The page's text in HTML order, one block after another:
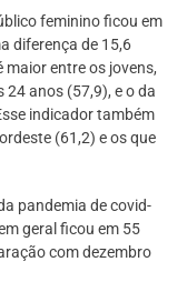
feminino ficou em
diferença de 15,6
entre os jovens,
anos (57,9), e o da
indicador também
(61,2) e os que
pandemia de covid-
geral ficou em 55
com dezembro